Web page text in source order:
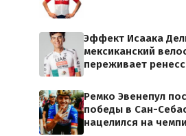
Эффект Исаака
мексиканский
переживает
Ремко Эвенепул
победы в Сан-
нацелился на